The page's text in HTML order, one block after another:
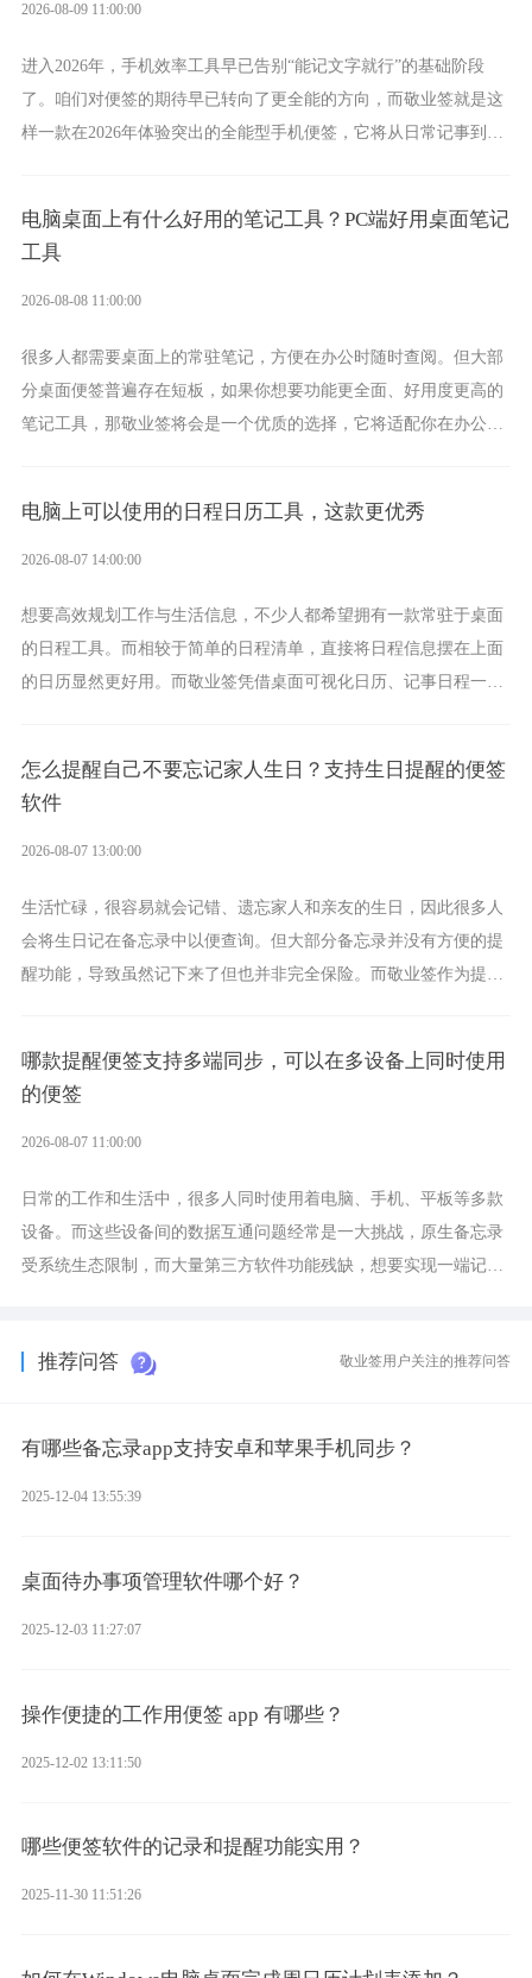
2026-08-09 11:00:00
进入2026年，手机效率工具早已告别“能记文字就行”的基础阶段
了。咱们对便签的期待早已转向了更全能的方向，而敬业签就是这
样一款在2026年体验突出的全能型手机便签，它将从日常记事到时
电脑桌面上有什么好用的笔记工具？PC端好用桌面笔记
工具
2026-08-08 11:00:00
很多人都需要桌面上的常驻笔记，方便在办公时随时查阅。但大部
分桌面便签普遍存在短板，如果你想要功能更全面、好用度更高的
笔记工具，那敬业签将会是一个优质的选择，它将适配你在办公、
电脑上可以使用的日程日历工具，这款更优秀
2026-08-07 14:00:00
想要高效规划工作与生活信息，不少人都希望拥有一款常驻于桌面
的日程工具。而相较于简单的日程清单，直接将日程信息摆在上面
的日历显然更好用。而敬业签凭借桌面可视化日历、记事日程一体
怎么提醒自己不要忘记家人生日？支持生日提醒的便签
软件
2026-08-07 13:00:00
生活忙碌，很容易就会记错、遗忘家人和亲友的生日，因此很多人
会将生日记在备忘录中以便查询。但大部分备忘录并没有方便的提
醒功能，导致虽然记下来了但也并非完全保险。而敬业签作为提醒
哪款提醒便签支持多端同步，可以在多设备上同时使用
的便签
2026-08-07 11:00:00
日常的工作和生活中，很多人同时使用着电脑、手机、平板等多款
设备。而这些设备间的数据互通问题经常是一大挑战，原生备忘录
受系统生态限制，而大量第三方软件功能残缺，想要实现一端记
推荐问答 敬业签用户关注的推荐问答
有哪些备忘录app支持安卓和苹果手机同步？
2025-12-04 13:55:39
桌面待办事项管理软件哪个好？
2025-12-03 11:27:07
操作便捷的工作用便签 app 有哪些？
2025-12-02 13:11:50
哪些便签软件的记录和提醒功能实用？
2025-11-30 11:51:26